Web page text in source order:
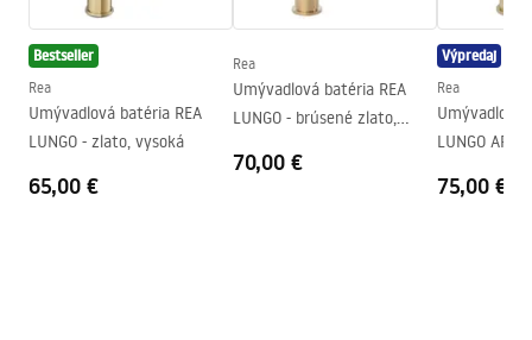
mm
Technológia povrchovej
Priemer pripojenia
3/8 palca
Záruka
5 rokov
Bezpečnostné informácie
Safety_Information_Faucets.pdf
Bestseller
Rea
Umývadlová batéria REA
LUNGO - zlato, vysoká
65,00 €
Rea
Umývadlová batéria REA
LUNGO - brúsené zlato,
70,00 €
Výpredaj
Rea
Umývadlová
LUNGO ART
75,00 €